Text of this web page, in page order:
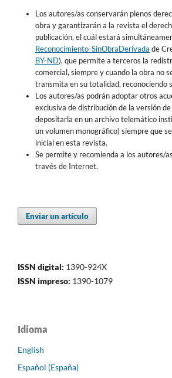
Los autores/as conservarán plenos
obra y garantizarán a la revista el
publicación, el cuál estará
Reconocimiento-SinObraDerivada de
BY-ND), que permite a terceros la
comercial, siempre y cuando la obra no
transmita en su totalidad, reconociendo
Los autores/as podrán adoptar otros
exclusiva de distribución de la versión
depositarla en un archivo telemático
un volumen monográfico) siempre que
inicial en esta revista.
Se permite y recomienda a los autores/
través de Internet.
Enviar un artículo
ISSN digital: 1390-924X
ISSN impreso: 1390-1079
Idioma
English
Español (España)